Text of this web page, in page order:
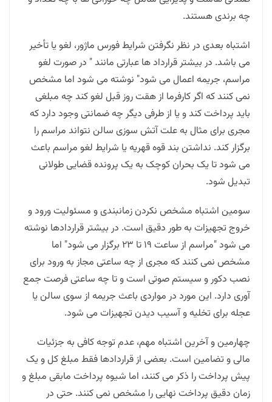
چه برندی هستند.
اشتباه بعدی در نظر نگرفتن شرایط فورس ماژور، لغو یا تأخیر
می باشد. در بیشتر قرارداد ها عبارتی مانند " در صورت لغو
مراسم، جریمه اعمال می شود" نوشته می شود اما مشخص
نمی کنند که اگر کارفرما از هقت روز قبل لغو کند چه مبلغی
باید پرداخت کند و یا از طرفی دیگر چه ضمانتی وجود دارد که
مجری برای مثال به علت آتش سوزی سالن نتواند مراسم را
برگزار کند. نداشتن بند قوه قهریه یا شرایط لغو مراسم باعث
می شود تا یک بحران کوچک به یک پرونده قضایی طولانی
تبدیل شود.
سومین اشتباه مشخص نکردن زمانبندی و مسئولیت ورود و
خروج تجهیزات به طور دقیق است. در بیشتر قراردادها نوشته
می شود "مراسم از ساعت ۱۹ تا ۲۳ برگزار می شود" اما
مشخص نمی کنند که مجری از چه ساعتی مجاز به ورود برای
نصب دکور و سیستم صوتی است و تا چه ساعتی فرصت جمع
آوری دارد. این مورد در مواردی باعث جریمه از سوی سالن یا
عجله برای تخلیه و آسیب دیدن تجهیزات می شود.
چهارمین و آخرین اشتباه مهم، عدم توجه کافی به جزئیات
مالی و تضامین است. بعضی از قراردادها فقط مبلغ کل و یک
پیش پرداخت را ذکر می کنند، اما شیوه پرداخت مابقی مبلغ و
زمان دقیق پرداخت نهایی را مشخص نمی کنند. حتی در